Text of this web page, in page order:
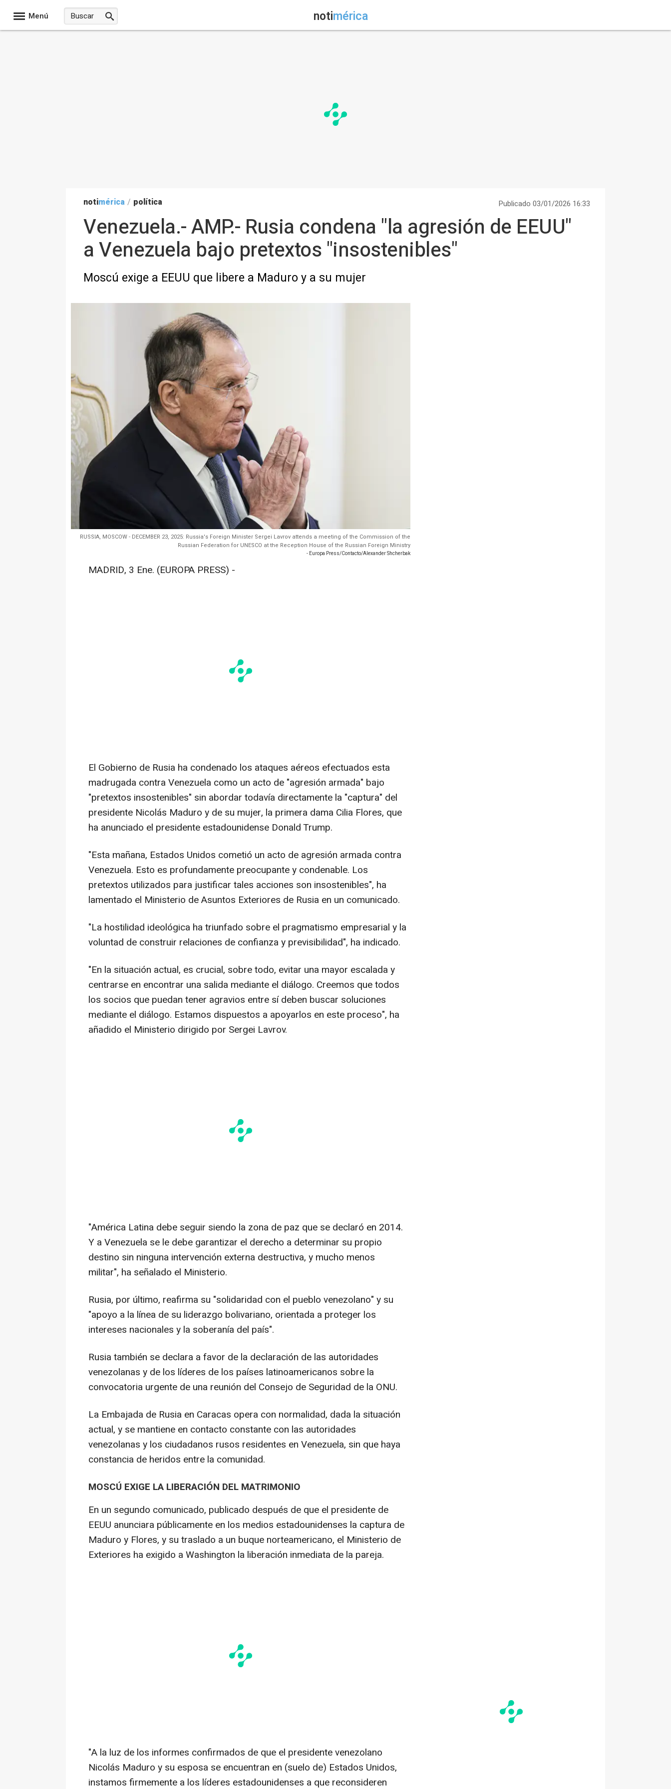
Menú notimérica
notimérica / política Publicado 03/01/2026 16:33
Venezuela.- AMP.- Rusia condena "la agresión de EEUU"
a Venezuela bajo pretextos "insostenibles"
Moscú exige a EEUU que libere a Maduro y a su mujer
RUSSIA, MOSCOW - DECEMBER 23, 2025: Russia's Foreign Minister Sergei Lavrov attends a meeting of the Commission of the
Russian Federation for UNESCO at the Reception House of the Russian Foreign Ministry
- Europa Press/Contacto/Alexander Shcherbak
MADRID, 3 Ene. (EUROPA PRESS) -
El Gobierno de Rusia ha condenado los ataques aéreos efectuados esta
madrugada contra Venezuela como un acto de "agresión armada" bajo
"pretextos insostenibles" sin abordar todavía directamente la "captura" del
presidente Nicolás Maduro y de su mujer, la primera dama Cilia Flores, que
ha anunciado el presidente estadounidense Donald Trump.
"Esta mañana, Estados Unidos cometió un acto de agresión armada contra
Venezuela. Esto es profundamente preocupante y condenable. Los
pretextos utilizados para justificar tales acciones son insostenibles", ha
lamentado el Ministerio de Asuntos Exteriores de Rusia en un comunicado.
"La hostilidad ideológica ha triunfado sobre el pragmatismo empresarial y la
voluntad de construir relaciones de confianza y previsibilidad", ha indicado.
"En la situación actual, es crucial, sobre todo, evitar una mayor escalada y
centrarse en encontrar una salida mediante el diálogo. Creemos que todos
los socios que puedan tener agravios entre sí deben buscar soluciones
mediante el diálogo. Estamos dispuestos a apoyarlos en este proceso", ha
añadido el Ministerio dirigido por Sergei Lavrov.
"América Latina debe seguir siendo la zona de paz que se declaró en 2014.
Y a Venezuela se le debe garantizar el derecho a determinar su propio
destino sin ninguna intervención externa destructiva, y mucho menos
militar", ha señalado el Ministerio.
Rusia, por último, reafirma su "solidaridad con el pueblo venezolano" y su
"apoyo a la línea de su liderazgo bolivariano, orientada a proteger los
intereses nacionales y la soberanía del país".
Rusia también se declara a favor de la declaración de las autoridades
venezolanas y de los líderes de los países latinoamericanos sobre la
convocatoria urgente de una reunión del Consejo de Seguridad de la ONU.
La Embajada de Rusia en Caracas opera con normalidad, dada la situación
actual, y se mantiene en contacto constante con las autoridades
venezolanas y los ciudadanos rusos residentes en Venezuela, sin que haya
constancia de heridos entre la comunidad.
MOSCÚ EXIGE LA LIBERACIÓN DEL MATRIMONIO
En un segundo comunicado, publicado después de que el presidente de
EEUU anunciara públicamente en los medios estadounidenses la captura de
Maduro y Flores, y su traslado a un buque norteamericano, el Ministerio de
Exteriores ha exigido a Washington la liberación inmediata de la pareja.
"A la luz de los informes confirmados de que el presidente venezolano
Nicolás Maduro y su esposa se encuentran en (suelo de) Estados Unidos,
instamos firmemente a los líderes estadounidenses a que reconsideren